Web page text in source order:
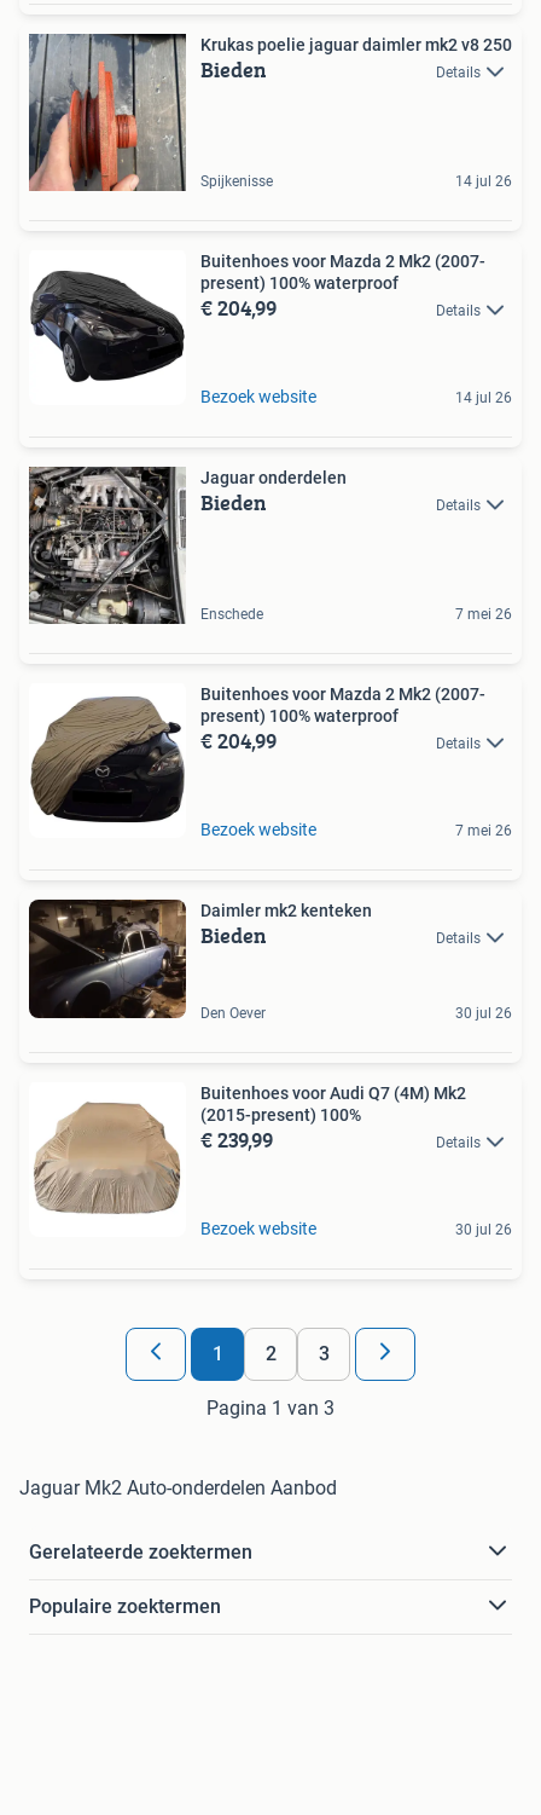
Krukas poelie jaguar daimler mk2 v8 250
Bieden Details
Spijkenisse 14 jul 26
Buitenhoes voor Mazda 2 Mk2 (2007-
present) 100% waterproof
€ 204,99 Details
Bezoek website 14 jul 26
Jaguar onderdelen
Bieden Details
Enschede 7 mei 26
Buitenhoes voor Mazda 2 Mk2 (2007-
present) 100% waterproof
€ 204,99 Details
Bezoek website 7 mei 26
Daimler mk2 kenteken
Bieden Details
Den Oever 30 jul 26
Buitenhoes voor Audi Q7 (4M) Mk2
(2015-present) 100%
€ 239,99 Details
Bezoek website 30 jul 26
1 2 3
Pagina 1 van 3
Jaguar Mk2 Auto-onderdelen Aanbod
Gerelateerde zoektermen
Populaire zoektermen